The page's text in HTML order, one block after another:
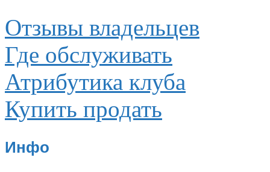
Отзывы владельцев
Где обслуживать
Атрибутика клуба
Купить продать
Инфо